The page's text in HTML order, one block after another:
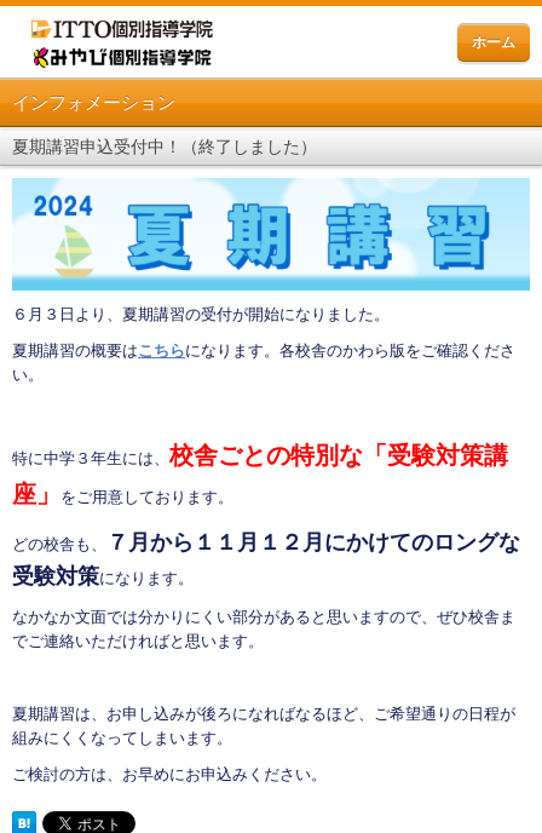
ホーム
インフォメーション
夏期講習申込受付中！（終了しました）
６月３日より、夏期講習の受付が開始になりました。
夏期講習の概要はこちらになります。各校舎のかわら版をご確認くださ
い。
特に中学３年生には、校舎ごとの特別な「受験対策講
座」
をご用意しております。
どの校舎も、
７月から１１月１２月にかけてのロングな
受験対策になります。
なかなか文面では分かりにくい部分があると思いますので、ぜひ校舎ま
でご連絡いただければと思います。
夏期講習は、お申し込みが後ろになればなるほど、ご希望通りの日程が
組みにくくなってしまいます。
ご検討の方は、お早めにお申込みください。